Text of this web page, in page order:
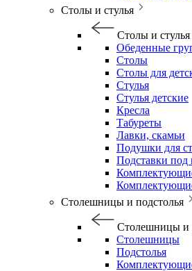
Столы и стулья
Столы и стулья
Обеденные
Столы
Столы для
Стулья
Стулья детские
Кресла
Табуреты
Лавки, скамьи
Подушки для
Подставки под
Столешницы и подстолья
Столешницы и
Столешницы
Подстолья